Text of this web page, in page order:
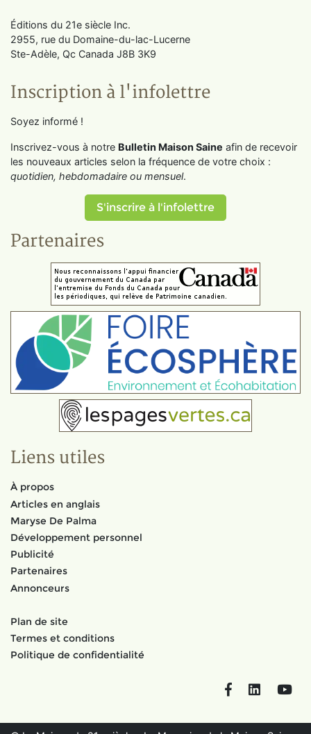
Éditions du 21e siècle Inc.
2955, rue du Domaine-du-lac-Lucerne
Ste-Adèle, Qc Canada J8B 3K9
Inscription à l'infolettre
Soyez informé !
Inscrivez-vous à notre Bulletin Maison Saine afin de recevoir
les nouveaux articles selon la fréquence de votre choix :
quotidien, hebdomadaire ou mensuel.
S'inscrire à l'infolettre
Partenaires
Liens utiles
À propos
Articles en anglais
Maryse De Palma
Développement personnel
Publicité
Partenaires
Annonceurs
Plan de site
Termes et conditions
Politique de confidentialité
FacebookLinkedIn